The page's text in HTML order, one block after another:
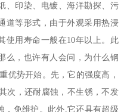
、印染、电镀、海洋勘探、污
道等形式，由于外观采用热浸
使用寿命一般在10年以上。此
么，也许有人会问，为什么钢
优势开始。先，它的强度高，
次，还耐腐蚀，不生锈，不发
，免维护。此外,它还具有超级